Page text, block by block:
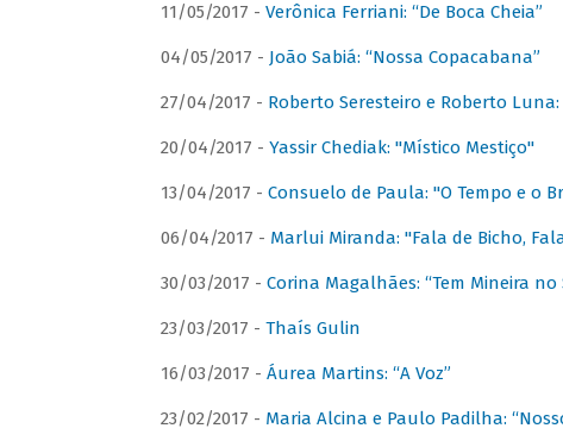
11/05/2017 - Verônica Ferriani: “De Boca Cheia”
04/05/2017 - João Sabiá: “Nossa Copacabana”
27/04/2017 - Roberto Seresteiro e Roberto
20/04/2017 - Yassir Chediak: "Místico Mestiço"
13/04/2017 - Consuelo de Paula: "O Tempo e o
06/04/2017 - Marlui Miranda: "Fala de Bicho,
30/03/2017 - Corina Magalhães: “Tem Mineira no
23/03/2017 - Thaís Gulin
16/03/2017 - Áurea Martins: “A Voz”
23/02/2017 - Maria Alcina e Paulo Padilha: